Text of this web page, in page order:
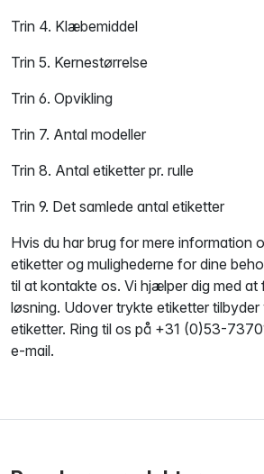
Trin 4. Klæbemiddel
Trin 5. Kernestørrelse
Trin 6. Opvikling
Trin 7. Antal modeller
Trin 8. Antal etiketter pr. rulle
Trin 9. Det samlede antal etiketter
Hvis du har brug for mere information
etiketter og mulighederne for dine
til at kontakte os. Vi hjælper dig med at
løsning. Udover trykte etiketter
etiketter. Ring til os på +31 (0)53-
e-mail.